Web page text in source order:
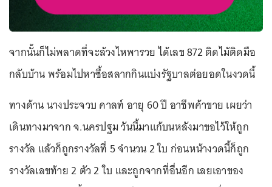
จากนั้นก็ไม่พลาดที่จะล้วงไหพารวย ได้เลข 872 ติดไม้ติดมือ
กลับบ้าน พร้อมไปหาซื้อสลากกินแบ่งรัฐบาลต่อยอดในงวดนี้
ทางด้าน นางประจวบ คาลท์ อายุ 60 ปี อาชีพค้าขาย เผยว่า
เดินทางมาจาก จ.นครปฐม วันนี้มาแก้บนหลังมาขอไว้ให้ถูก
รางวัล แล้วก็ถูกรางวัลที่ 5 จำนวน 2 ใบ ก่อนหน้างวดนี้ก็ถูก
รางวัลเลขท้าย 2 ตัว 2 ใบ และถูกจากที่อื่นอีก เลยเอาของ